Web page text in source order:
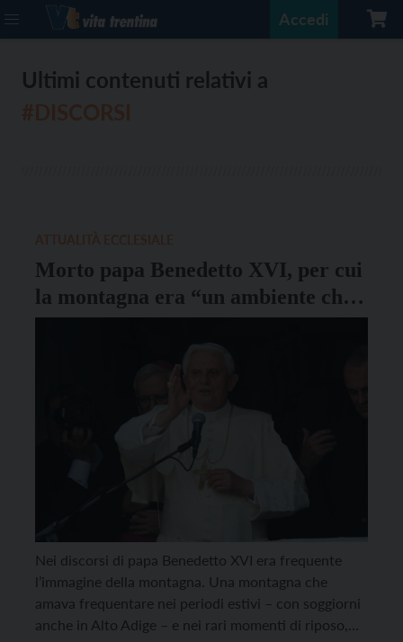
Accedi
Ultimi contenuti relativi a
Morto papa Benedetto XVI, per cui
la montagna era “un ambiente che
in modo speciale ci fa sentire
Nei discorsi di papa Benedetto XVI era frequente
l’immagine della montagna. Una montagna che
amava frequentare nei periodi estivi – con soggiorni
anche in Alto Adige – e nei rari momenti di riposo,